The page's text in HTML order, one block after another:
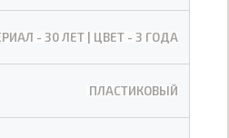
- 30 ЛЕТ | ЦВЕТ - 3 ГОДА
ПЛАСТИКОВЫЙ